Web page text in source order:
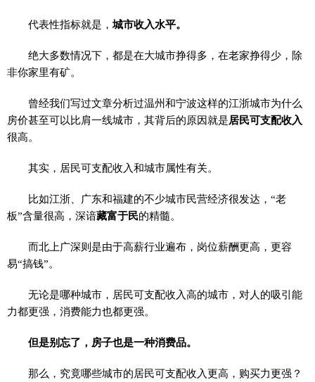
代表性指标就是，城市收入水平。
绝大多数情况下，都是在大城市挣得多，在老家挣得少，除
非你家里有矿。
曾经我们写过文章分析过温州和宁波这样的江浙城市为什么
房价甚至可以比肩一线城市，其背后的原因就是居民可支配收入
很高。
其实，居民可支配收入和城市属性有关。
比如江浙、广东和福建的不少城市民营经济很发达，“老
板”含量很高，深谙藏富于民的精髓。
而北上广深则是由于高薪行业遍布，岗位薪酬更高，更容
易“搞钱”。
无论是哪种城市，居民可支配收入高的城市，对人的吸引能
力都更强，消费能力也都更强。
但是别忘了，房子也是一种消费品。
那么，究竟哪些城市的居民可支配收入更高，购买力更强？